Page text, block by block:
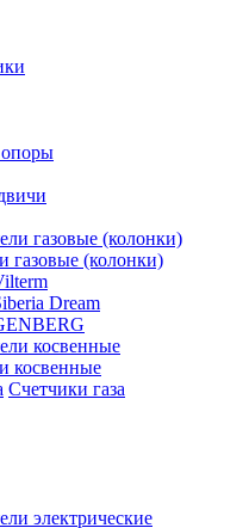
газовые (колонки)
Dream
косвенные
Счетчики газа